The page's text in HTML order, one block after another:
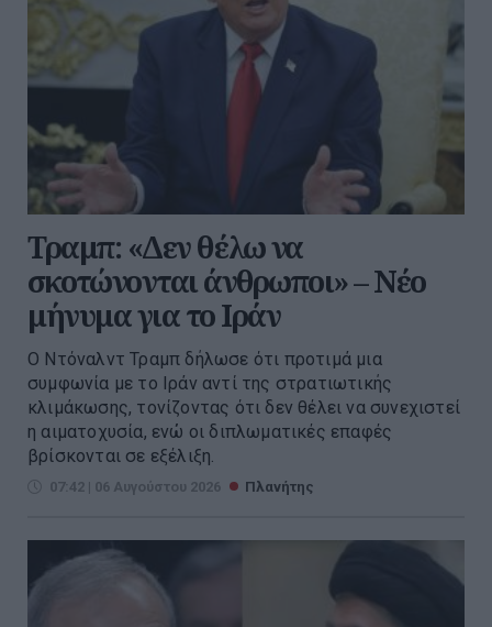
Τραμπ: «Δεν θέλω να
σκοτώνονται άνθρωποι» – Νέο
μήνυμα για το Ιράν
Ο Ντόναλντ Τραμπ δήλωσε ότι προτιμά μια
συμφωνία με το Ιράν αντί της στρατιωτικής
κλιμάκωσης, τονίζοντας ότι δεν θέλει να συνεχιστεί
η αιματοχυσία, ενώ οι διπλωματικές επαφές
βρίσκονται σε εξέλιξη.
07:42 | 06 Αυγούστου 2026 Πλανήτης